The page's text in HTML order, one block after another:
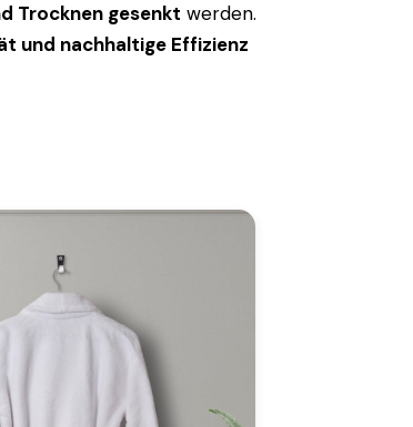
Trocknen gesenkt werden.
und nachhaltige Effizienz